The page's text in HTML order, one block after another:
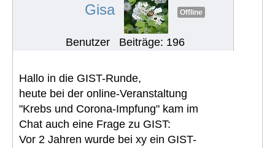
Gisa Offline
Benutzer Beiträge: 196
Hallo in die GIST-Runde,
heute bei der online-Veranstaltung
"Krebs und Corona-Impfung" kam im
Chat auch eine Frage zu GIST:
Vor 2 Jahren wurde bei xy ein GIST-